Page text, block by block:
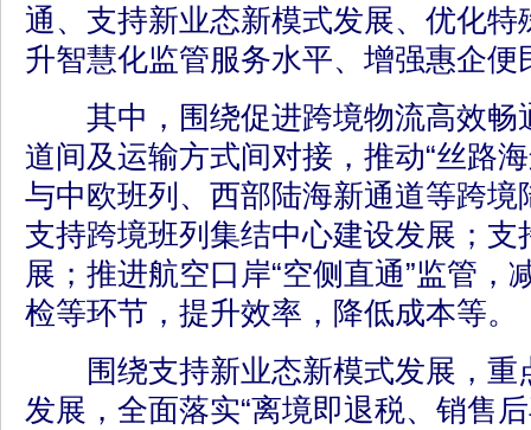
通、支持新业态新模式发展、优化特
升智慧化监管服务水平、增强惠企
其中，围绕促进跨境物流高效畅
道间及运输方式间对接，推动“丝路
与中欧班列、西部陆海新通道等跨境
支持跨境班列集结中心建设发展；支
展；推进航空口岸“空侧直通”监管，
检等环节，提升效率，降低成本等。
围绕支持新业态新模式发展，重
发展，全面落实“离境即退税、销售